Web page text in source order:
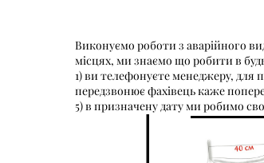
Виконуємо роботи з аварійного
місцях, ми знаємо що робити в
1) ви телефонуєте менеджеру, для
передзвонює фахівець каже
5) в призначену дату ми робимо